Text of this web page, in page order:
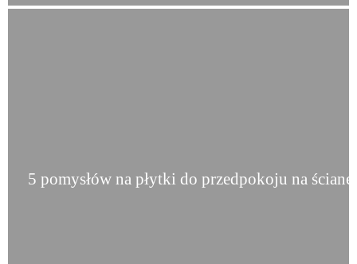
5 pomysłów na płytki do przedpokoju na ścianę